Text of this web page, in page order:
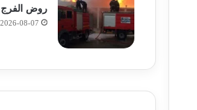
روض الفرج
2026-08-07